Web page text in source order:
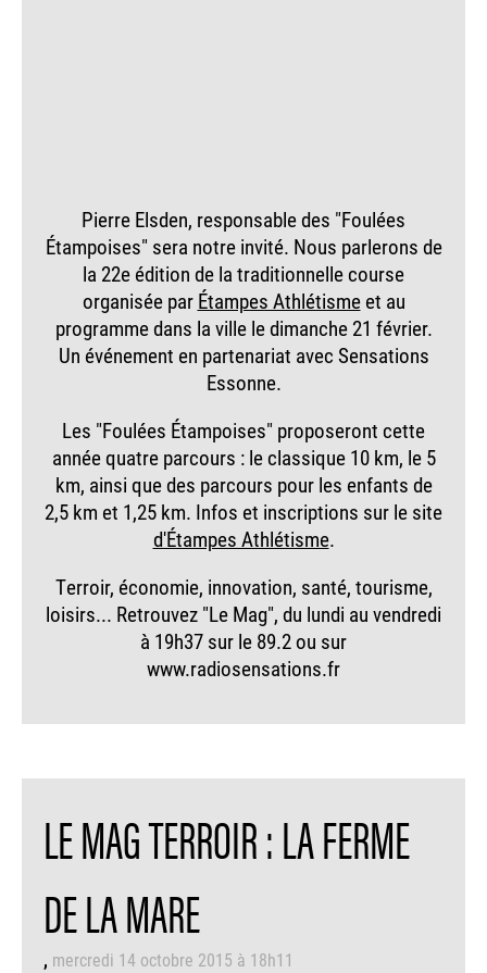
Pierre Elsden, responsable des "Foulées
Étampoises" sera notre invité. Nous parlerons de
la 22e édition de la traditionnelle course
organisée par Étampes Athlétismeet au
programme dans la ville le dimanche 21 février.
Un événement en partenariat avec Sensations
Essonne.
Les "Foulées Étampoises" proposeront cette
année quatre parcours : le classique 10 km, le 5
km, ainsi que des parcours pour les enfants de
2,5 km et 1,25 km. Infos et inscriptions sur le site
d'Étampes Athlétisme.
Terroir, économie, innovation, santé, tourisme,
loisirs... Retrouvez "Le Mag", du lundi au vendredi
à 19h37 sur le 89.2 ou sur
www.radiosensations.fr
LE MAG TERROIR : LA FERME
DE LA MARE
mercredi 14 octobre 2015 à 18h11